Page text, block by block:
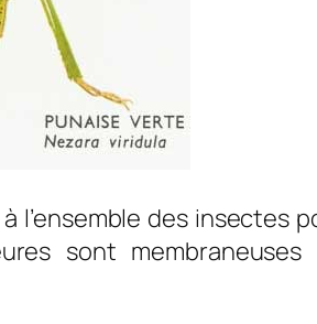
l’ensemble des insectes
sont